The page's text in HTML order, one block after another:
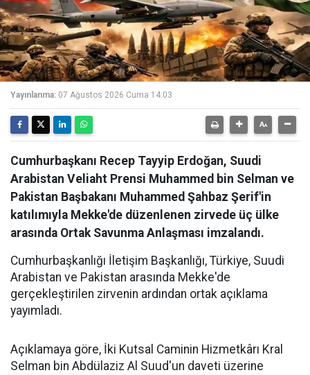
Yayınlanma: 07 Ağustos 2026 Cuma 14:03
Cumhurbaşkanı Recep Tayyip Erdoğan, Suudi
Arabistan Veliaht Prensi Muhammed bin Selman ve
Pakistan Başbakanı Muhammed Şahbaz Şerif'in
katılımıyla Mekke'de düzenlenen zirvede üç ülke
arasında Ortak Savunma Anlaşması imzalandı.
Cumhurbaşkanlığı İletişim Başkanlığı, Türkiye, Suudi
Arabistan ve Pakistan arasında Mekke'de
gerçekleştirilen zirvenin ardından ortak açıklama
yayımladı.
Açıklamaya göre, İki Kutsal Caminin Hizmetkârı Kral
Selman bin Abdülaziz Al Suud'un daveti üzerine